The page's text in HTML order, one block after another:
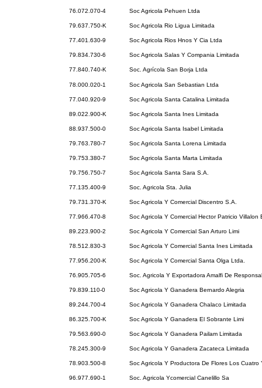
76.072.070-4 Soc Agricola Pehuen Ltda
79.637.750-K Soc Agricola Rio Ligua Limitada
77.401.630-9 Soc Agricola Rios Hnos Y Cia Ltda
79.834.730-6 Soc Agricola Salas Y Compania Limitada
77.840.740-K Soc. Agrícola San Borja Ltda
78.000.020-1 Soc Agricola San Sebastian Ltda
77.040.920-9 Soc Agricola Santa Catalina Limitada
89.022.900-K Soc Agricola Santa Ines Limitada
88.937.500-0 Soc Agricola Santa Isabel Limitada
79.763.780-7 Soc Agricola Santa Lorena Limitada
79.753.380-7 Soc Agricola Santa Marta Limitada
79.756.750-7 Soc Agricola Santa Sara S.A.
77.135.400-9 Soc. Agricola Sta. Julia
79.731.370-K Soc Agricola Y Comercial Discentro S.A.
77.966.470-8 Soc Agricola Y Comercial Hector Patricio Villalon
89.223.900-2 Soc Agricola Y Comercial San Arturo Limi
78.512.830-3 Soc Agricola Y Comercial Santa Ines Limitada
77.956.200-K Soc Agricola Y Comercial Santa Olga Ltda.
76.905.705-6 Soc. Agricola Y Exportadora Amalfi De
79.839.110-0 Soc Agricola Y Ganadera Bernardo Alegria
89.244.700-4 Soc Agricola Y Ganadera Chalaco Limitada
86.325.700-K Soc Agricola Y Ganadera El Sobrante Limi
79.563.690-0 Soc Agricola Y Ganadera Pailam Limitada
78.245.300-9 Soc Agricola Y Ganadera Zacateca Limitada
78.903.500-8 Soc Agricola Y Productora De Flores Los Cuatro
96.977.690-1 Soc. Agricola Ycomercial Canelillo Sa